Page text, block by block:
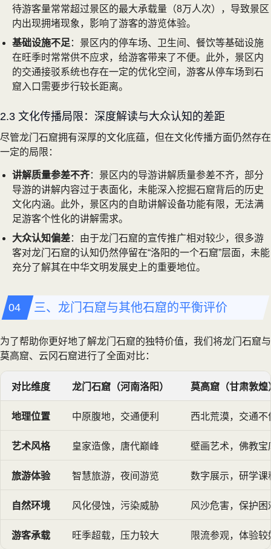
待游客量常常超过景区的最大承载量（8万人次），导致景区
内出现拥堵现象，影响了游客的游览体验。
基础设施不足 ：景区内的停车场、卫生间、餐饮等基础设施
在旺季时常常供不应求，给游客带来了不便。此外，景区内
的交通接驳系统也存在一定的优化空间，游客从停车场到石
窟入口需要步行较长距离。
2.3 文化传播局限：深度解读与大众认知的差距
尽管龙门石窟拥有深厚的文化底蕴，但在文化传播方面仍然存在
一定的局限：
讲解质量参差不齐：景区内的导游讲解质量参差不齐，部分
导游的讲解内容过于表面化，未能深入挖掘石窟背后的历史
文化内涵。此外，景区内的自助讲解设备功能有限，无法满
足游客个性化的讲解需求。
大众认知偏差：由于龙门石窟的宣传推广相对较少，很多游
客对龙门石窟的认知仍然停留在“洛阳的一个石窟”层面，未能
充分了解其在中华文明发展史上的重要地位。
三、龙门石窟与其他石窟的平衡评价
为了帮助你更好地了解龙门石窟的独特价值，我们将龙门石窟与
莫高窟、云冈石窟进行了全面对比：
对比维度 龙门石窟（河南洛阳） 莫高窟（甘肃敦煌
地理位置 中原腹地，交通便利 西北荒漠，交通不
艺术风格 皇家造像，唐代巅峰 壁画艺术，佛教宝
旅游体验 智慧旅游，夜间游览 数字展示，研学课
自然环境 风化侵蚀，污染威胁 风沙危害，保护困
游客承载 旺季超载，压力较大 限流参观，体验较